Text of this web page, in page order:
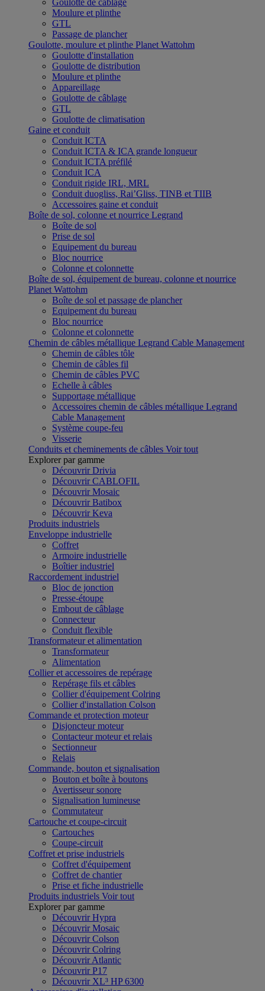
Goulotte de câblage
Moulure et plinthe
GTL
Passage de plancher
Goulotte, moulure et plinthe Planet Wattohm
Goulotte d'installation
Goulotte de distribution
Moulure et plinthe
Appareillage
Goulotte de câblage
GTL
Goulotte de climatisation
Gaine et conduit
Conduit ICTA
Conduit ICTA & ICA grande longueur
Conduit ICTA préfilé
Conduit ICA
Conduit rigide IRL, MRL
Conduit duogliss, Rai’Gliss, TINB et TIIB
Accessoires gaine et conduit
Boîte de sol, colonne et nourrice Legrand
Boîte de sol
Prise de sol
Equipement du bureau
Bloc nourrice
Colonne et colonnette
Boîte de sol, équipement de bureau, colonne et nourrice
Planet Wattohm
Boîte de sol et passage de plancher
Equipement du bureau
Bloc nourrice
Colonne et colonnette
Chemin de câbles métallique Legrand Cable Management
Chemin de câbles tôle
Chemin de câbles fil
Chemin de câbles PVC
Echelle à câbles
Supportage métallique
Accessoires chemin de câbles métallique Legrand
Cable Management
Système coupe-feu
Visserie
Conduits et cheminements de câbles Voir tout
Explorer par gamme
Découvrir Drivia
Découvrir CABLOFIL
Découvrir Mosaic
Découvrir Batibox
Découvrir Keva
Produits industriels
Enveloppe industrielle
Coffret
Armoire industrielle
Boîtier industriel
Raccordement industriel
Bloc de jonction
Presse-étoupe
Embout de câblage
Connecteur
Conduit flexible
Transformateur et alimentation
Transformateur
Alimentation
Collier et accessoires de repérage
Repérage fils et câbles
Collier d'équipement Colring
Collier d'installation Colson
Commande et protection moteur
Disjoncteur moteur
Contacteur moteur et relais
Sectionneur
Relais
Commande, bouton et signalisation
Bouton et boîte à boutons
Avertisseur sonore
Signalisation lumineuse
Commutateur
Cartouche et coupe-circuit
Cartouches
Coupe-circuit
Coffret et prise industriels
Coffret d'équipement
Coffret de chantier
Prise et fiche industrielle
Produits industriels Voir tout
Explorer par gamme
Découvrir Hypra
Découvrir Mosaic
Découvrir Colson
Découvrir Colring
Découvrir Atlantic
Découvrir P17
Découvrir XL³ HP 6300